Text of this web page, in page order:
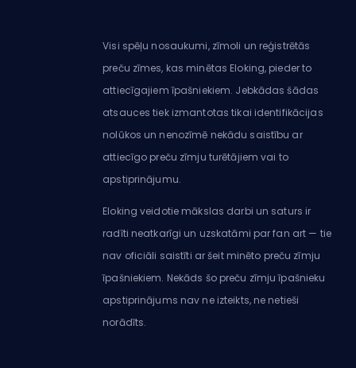
Visi spēļu nosaukumi, zīmoli un reģistrētās
preču zīmes, kas minētas Eloking, pieder to
attiecīgajiem īpašniekiem. Jebkādas šādas
atsauces tiek izmantotas tikai identifikācijas
nolūkos un nenozīmē nekādu saistību ar
attiecīgo preču zīmju turētājiem vai to
apstiprinājumu.
Eloking veidotie mākslas darbi un saturs ir
radīti neatkarīgi un uzskatāmi par fan art — tie
nav oficiāli saistīti ar šeit minēto preču zīmju
īpašniekiem. Nekāds šo preču zīmju īpašnieku
apstiprinājums nav ne izteikts, ne netieši
norādīts.